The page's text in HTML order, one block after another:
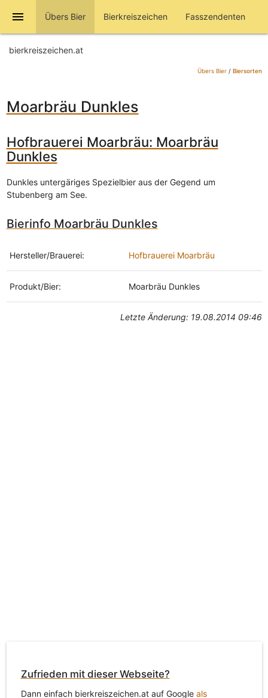
menu Übers Bier Bierkreiszeichen Fasszendenten
bierkreiszeichen.at
Übers Bier/ Biersorten
Moarbräu Dunkles
Hofbrauerei Moarbräu: Moarbräu
Dunkles
Dunkles untergäriges Spezielbier aus der Gegend um
Stubenberg am See.
Bierinfo Moarbräu Dunkles
Hersteller/Brauerei: Hofbrauerei Moarbräu
Produkt/Bier: Moarbräu Dunkles
Letzte Änderung: 19.08.2014 09:46
Zufrieden mit dieser Webseite?
Dann einfach bierkreiszeichen.at auf Google als